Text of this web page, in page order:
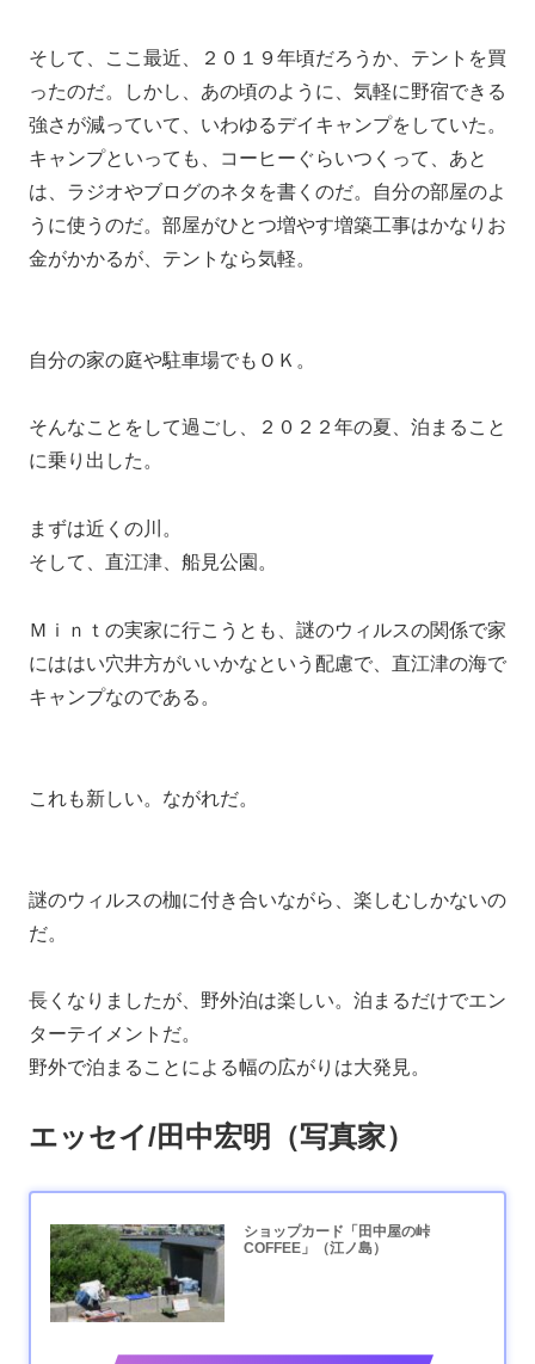
そして、ここ最近、２０１９年頃だろうか、テントを買
ったのだ。しかし、あの頃のように、気軽に野宿できる
強さが減っていて、いわゆるデイキャンプをしていた。
キャンプといっても、コーヒーぐらいつくって、あと
は、ラジオやブログのネタを書くのだ。自分の部屋のよ
うに使うのだ。部屋がひとつ増やす増築工事はかなりお
金がかかるが、テントなら気軽。
自分の家の庭や駐車場でもＯＫ。
そんなことをして過ごし、２０２２年の夏、泊まること
に乗り出した。
まずは近くの川。
そして、直江津、船見公園。
Ｍｉｎｔの実家に行こうとも、謎のウィルスの関係で家
にははい穴井方がいいかなという配慮で、直江津の海で
キャンプなのである。
これも新しい。ながれだ。
謎のウィルスの枷に付き合いながら、楽しむしかないの
だ。
長くなりましたが、野外泊は楽しい。泊まるだけでエン
ターテイメントだ。
野外で泊まることによる幅の広がりは大発見。
エッセイ/田中宏明（写真家）
ショップカード「田中屋の峠
COFFEE」（江ノ島）